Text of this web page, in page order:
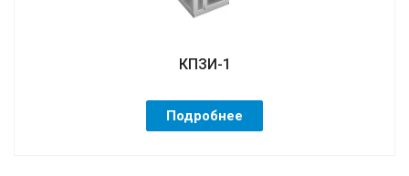
КПЗИ-1
Подробнее